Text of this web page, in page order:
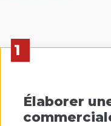
1
Élaborer